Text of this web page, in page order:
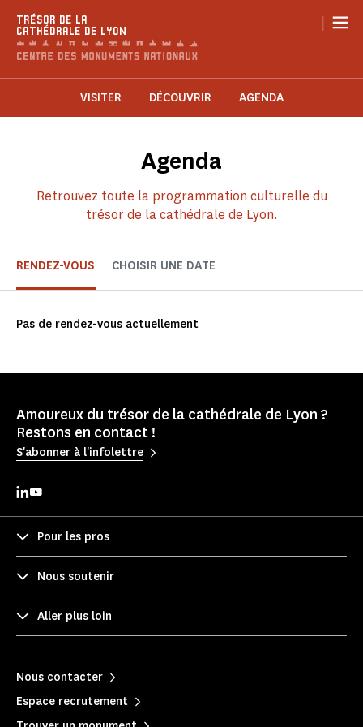
TRÉSOR DE LA
CATHÉDRALE DE LYON
|
VISITER DÉCOUVRIR AGENDA
Agenda
Retrouvez toute la programmation culturelle du
trésor de la cathédrale de Lyon.
RENDEZ-VOUS CHOISIR UNE DATE
Pas de rendez-vous actuellement
Amoureux du trésor de la cathédrale de Lyon ?
Restons en contact !
S'abonner à l'infolettre
Pour les pros
Nous soutenir
Aller plus loin
Nous contacter
Espace recrutement